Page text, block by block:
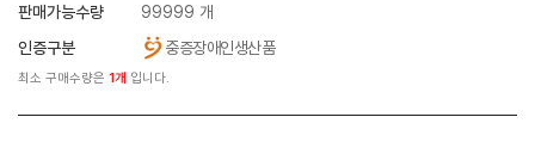
판매가능수량
99999 개
인증구분
중증장애인생산품
최소 구매수량은 1개 입니다.